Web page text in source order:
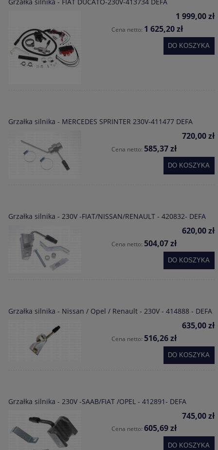
Grzałka silnika - FIAT DUCATO-230V-413734 DEFA
1 999,00 zł
Cena netto: 1 625,20 zł
DO KOSZYKA
Grzałka silnika - MERCEDES SPRINTER 230V-411477 DEFA
720,00 zł
Cena netto: 585,37 zł
DO KOSZYKA
Grzałka silnika - 230V -FIAT/NISSAN/RENAULT - 420832- DEFA
620,00 zł
Cena netto: 504,07 zł
DO KOSZYKA
Grzałka silnika - Nissan / Opel / Renault - 230V - 414888 - DEFA
635,00 zł
Cena netto: 516,26 zł
DO KOSZYKA
Grzałka silnika - 230V -SAAB/FIAT /OPEL - 412891- DEFA
745,00 zł
Cena netto: 605,69 zł
DO KOSZYKA